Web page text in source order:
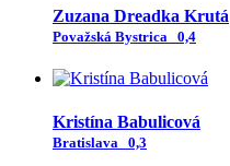
Zuzana Dreadka Krutá
Považská Bystrica 0,4
Kristína Babulicová
Bratislava 0,3